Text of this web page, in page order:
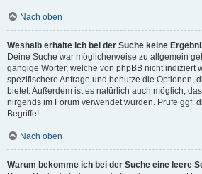
Nach oben
Weshalb erhalte ich bei der Suche keine
Deine Suche war möglicherweise zu allgemein
gängige Wörter, welche von phpBB nicht indiziert
spezifischere Anfrage und benutze die Optionen,
bietet. Außerdem ist es natürlich auch möglich,
nirgends im Forum verwendet wurden. Prüfe ggf.
Begriffe!
Nach oben
Warum bekomme ich bei der Suche eine leere